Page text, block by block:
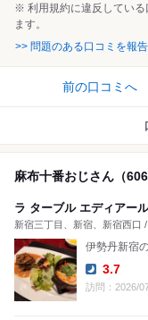
※ 利用規約に違反している
ます。
>> 問題のある口コミを報
前の口コミへ
麻布十番おじさん（
ラ ターブル エディアー
新宿三丁目、新宿、新宿西口
伊勢丹新宿
Dinner:
3.7
訪問：2026/